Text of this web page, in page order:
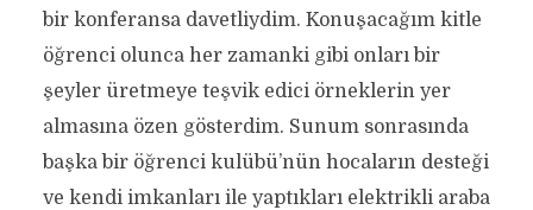
bir konferansa davetliydim. Konuşacağım kitle
öğrenci olunca her zamanki gibi onları bir
şeyler üretmeye teşvik edici örneklerin yer
almasına özen gösterdim. Sunum sonrasında
başka bir öğrenci kulübü’nün hocaların desteği
ve kendi imkanları ile yaptıkları elektrikli araba